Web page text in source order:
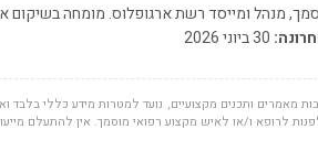
מנהל ומייסד רשת ארגופלוס. מומחה בשיקום
מאמרים ותכנים מקצועיים, נועד למטרות מידע כללי בלבד
לרופא ו/או לאיש מקצוע רפואי מוסמך. אין להתעלם